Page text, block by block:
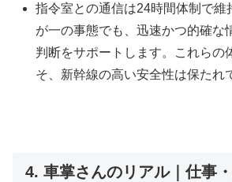
指令室との通信は24時間体制で維
が一の事態でも、迅速かつ的確な
判断をサポートします。これらの
そ、新幹線の高い安全性は保たれ
4. 車掌さんのリアル｜仕事